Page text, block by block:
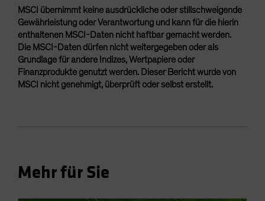
MSCI übernimmt keine ausdrückliche oder stillschweigende
Gewährleistung oder Verantwortung und kann für die hierin
enthaltenen MSCI-Daten nicht haftbar gemacht werden.
Die MSCI-Daten dürfen nicht weitergegeben oder als
Grundlage für andere Indizes, Wertpapiere oder
Finanzprodukte genutzt werden. Dieser Bericht wurde von
MSCI nicht genehmigt, überprüft oder selbst erstellt.
Mehr für Sie